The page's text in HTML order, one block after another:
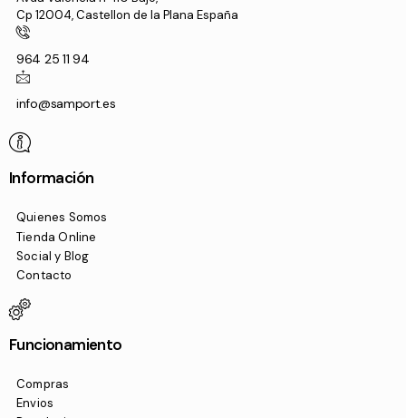
Cp 12004, Castellon de la Plana España
964 25 11 94
info@samport.es
Información
Quienes Somos
Tienda Online
Social y Blog
Contacto
Funcionamiento
Compras
Envios